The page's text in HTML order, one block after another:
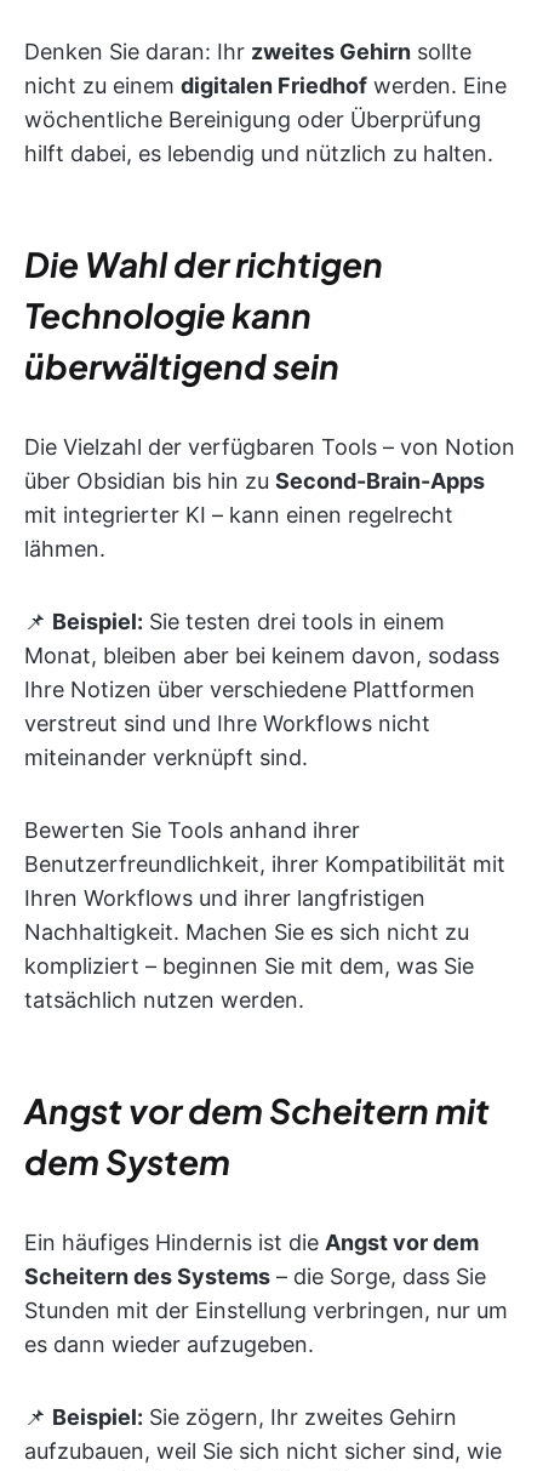
Denken Sie daran: Ihr zweites Gehirn sollte
nicht zu einem digitalen Friedhof werden. Eine
wöchentliche Bereinigung oder Überprüfung
hilft dabei, es lebendig und nützlich zu halten.
Die Wahl der richtigen
Technologie kann
überwältigend sein
Die Vielzahl der verfügbaren Tools – von Notion
über Obsidian bis hin zu Second-Brain-Apps
mit integrierter KI – kann einen regelrecht
lähmen.
📌 Beispiel: Sie testen drei tools in einem
Monat, bleiben aber bei keinem davon, sodass
Ihre Notizen über verschiedene Plattformen
verstreut sind und Ihre Workflows nicht
miteinander verknüpft sind.
Bewerten Sie Tools anhand ihrer
Benutzerfreundlichkeit, ihrer Kompatibilität mit
Ihren Workflows und ihrer langfristigen
Nachhaltigkeit. Machen Sie es sich nicht zu
kompliziert – beginnen Sie mit dem, was Sie
tatsächlich nutzen werden.
Angst vor dem Scheitern mit
dem System
Ein häufiges Hindernis ist die Angst vor dem
Scheitern des Systems – die Sorge, dass Sie
Stunden mit der Einstellung verbringen, nur um
es dann wieder aufzugeben.
📌 Beispiel: Sie zögern, Ihr zweites Gehirn
aufzubauen, weil Sie sich nicht sicher sind, wie